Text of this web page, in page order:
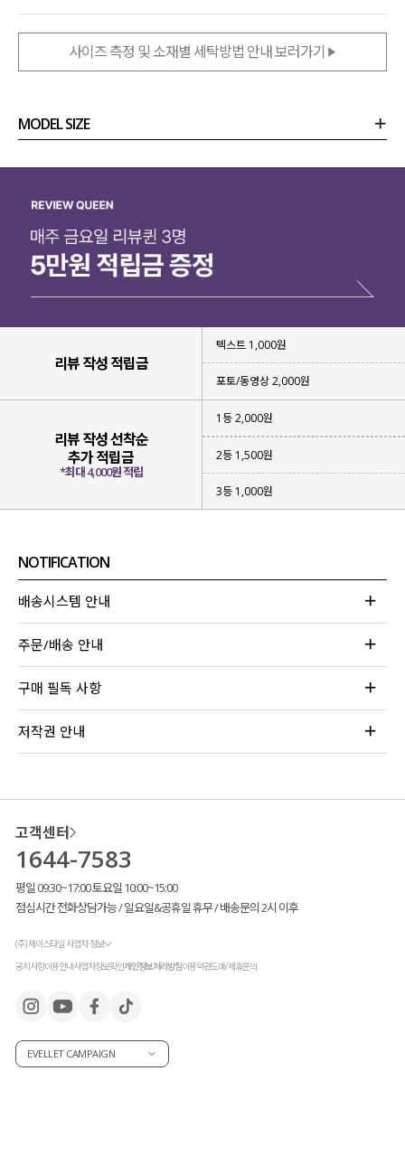
사이즈 측정 및 소재별 세탁방법 안내 보러가기
MODEL SIZE
리뷰 작성 적립금
텍스트 1,000원
포토/동영상 2,000원
리뷰 작성 선착순
추가 적립금
*최대 4,000원 적립
1등 2,000원
2등 1,500원
3등 1,000원
NOTIFICATION
배송시스템 안내
주문/배송 안내
구매 필독 사항
저작권 안내
고객센터
1644-7583
평일 09:30~17:00 토요일 10:00~15:00
점심시간 전화상담가능 / 일요일&공휴일 휴무 / 배송문의 2시 이후
(주) 제이스타일 사업자 정보
공지사항이용안내사업자정보확인개인정보처리방침이용약관도매/제휴문의
EVELLET CAMPAIGN